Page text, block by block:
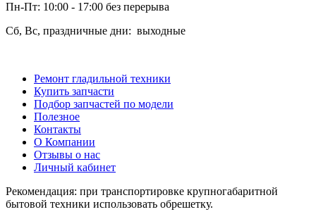
Пн-Пт: 10:00 - 17:00 без перерыва
Сб, Вс, праздничные дни: выходные
Ремонт гладильной техники
Купить запчасти
Подбор запчастей по модели
Полезное
Контакты
О Компании
Отзывы о нас
Личный кабинет
Рекомендация: при транспортировке крупногабаритной
бытовой техники использовать обрешетку.